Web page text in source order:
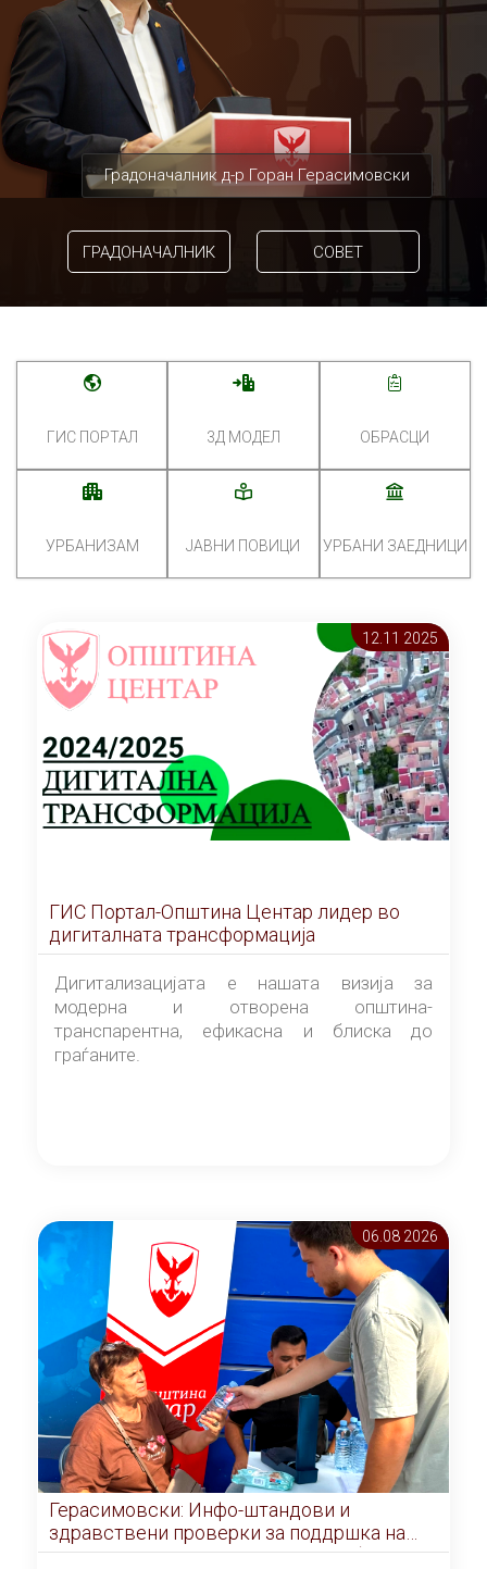
Градоначалник д-р Горан Герасимовски
ГРАДОНАЧАЛНИК СОВЕТ
ГИС ПОРТАЛ 3Д МОДЕЛ ОБРАСЦИ
УРБАНИЗАМ ЈАВНИ ПОВИЦИ УРБАНИ ЗАЕДНИЦИ
12.11 2025
ГИС Портал-Општина Центар лидер во
дигиталната трансформација
Дигитализацијата е нашата визија за
модерна и отворена општина-
транспарентна, ефикасна и блиска до
граѓаните.
06.08 2026
Герасимовски: Инфо-штандови и
здравствени проверки за поддршка на
граѓаните во услови на топлотен бран